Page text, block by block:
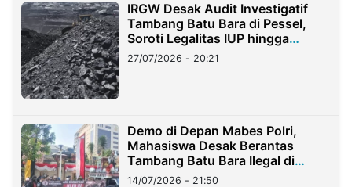
IRGW Desak Audit Investigatif
Tambang Batu Bara di Pessel,
Soroti Legalitas IUP hingga
Stockpile
27/07/2026 - 20:21
Demo di Depan Mabes Polri,
Mahasiswa Desak Berantas
Tambang Batu Bara Ilegal di
Lampung
14/07/2026 - 21:50